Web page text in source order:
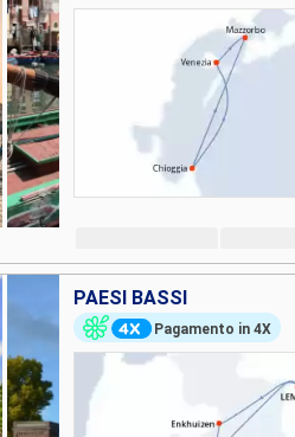
PAESI BASSI
Pagamento in 4X